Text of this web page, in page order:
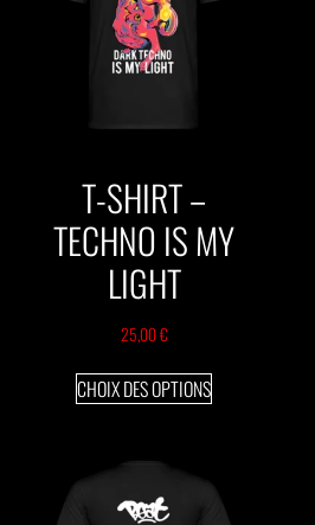
T-SHIRT –
TECHNO IS MY
LIGHT
25,00€
CHOIX DES OPTIONS